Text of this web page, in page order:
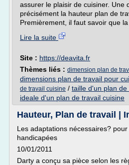
assurer le plaisir de cuisiner. Une
précisément la hauteur plan de
Premièrement, il faut savoir que la
Lire la suite
Site : https://deavita.fr
Thèmes liés : dimension plan de
dimensions plan de travail pour
de travail cuisine / taille d'un plan
ideale d'un plan de travail cuisine
Hauteur, Plan de travail |
Les adaptations nécessaires?
handicapées
10/01/2011
Darty a conçu sa pièce selon les